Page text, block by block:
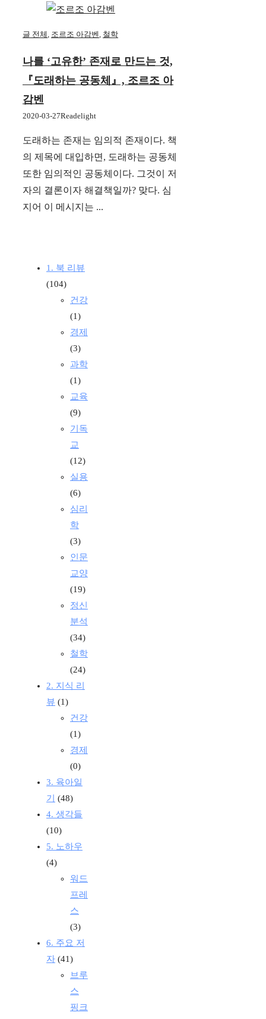
글 전체, 조르조 아감벤, 철학
나를 ‘고유한’ 존재로 만드는 것,
『도래하는 공동체』, 조르조 아
감벤
2020-03-27Readelight
도래하는 존재는 임의적 존재이다. 책
의 제목에 대입하면, 도래하는 공동체
또한 임의적인 공동체이다. 그것이 저
자의 결론이자 해결책일까? 맞다. 심
지어 이 메시지는 ...
1. 북 리뷰
(104)
건강
(1)
경제
(3)
과학
(1)
교육
(9)
기독
교
(12)
실용
(6)
심리
학
(3)
인문
교양
(19)
정신
분석
(34)
철학
(24)
2. 지식 리
뷰 (1)
건강
(1)
경제
(0)
3. 육아일
기
(48)
4. 생각들
(10)
5. 노하우
(4)
워드
프레
스
(3)
6. 주요 저
자 (41)
브루
스
핑크